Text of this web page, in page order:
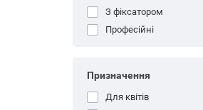
З фіксатором
Професійні
Призначення
Для квітів